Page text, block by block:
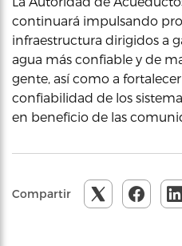
continuará impulsando
infraestructura dirigidos a
agua más confiable y de
gente, así como a
confiabilidad de los
en beneficio de las
Compartir